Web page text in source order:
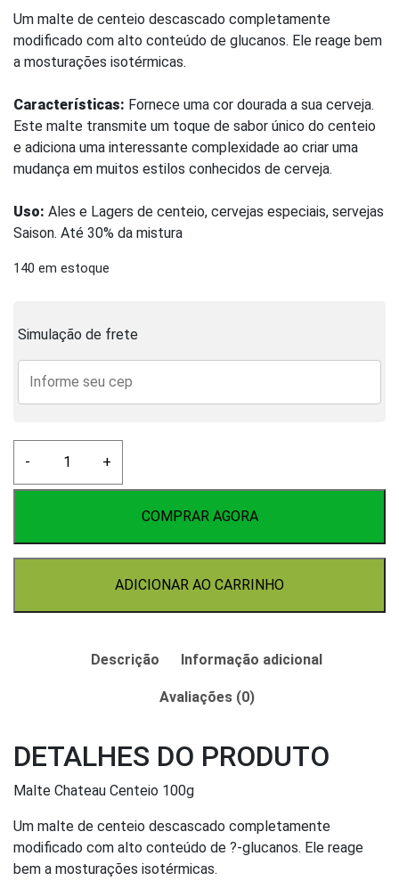
of
5
Um malte de centeio descascado completamente
modificado com alto conteúdo de glucanos. Ele reage bem
a mosturações isotérmicas.
Características: Fornece uma cor dourada a sua cerveja.
Este malte transmite um toque de sabor único do centeio
e adiciona uma interessante complexidade ao criar uma
mudança em muitos estilos conhecidos de cerveja.
Uso: Ales e Lagers de centeio, cervejas especiais, servejas
Saison. Até 30% da mistura
140 em estoque
Simulação de frete
-
Chateau
Centeio
+
COMPRAR AGORA
ADICIONAR AO CARRINHO
Descrição Informação adicional
Avaliações (0)
DETALHES DO PRODUTO
Malte Chateau Centeio 100g
Um malte de centeio descascado completamente
modificado com alto conteúdo de ?-glucanos. Ele reage
bem a mosturações isotérmicas.